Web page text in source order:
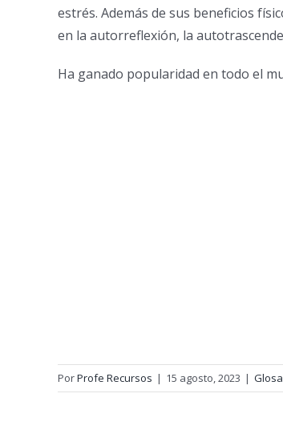
estrés. Además de sus beneficios
en la autorreflexión, la
Ha ganado popularidad en todo el
PorProfe Recursos | 15 agosto, 2023 |